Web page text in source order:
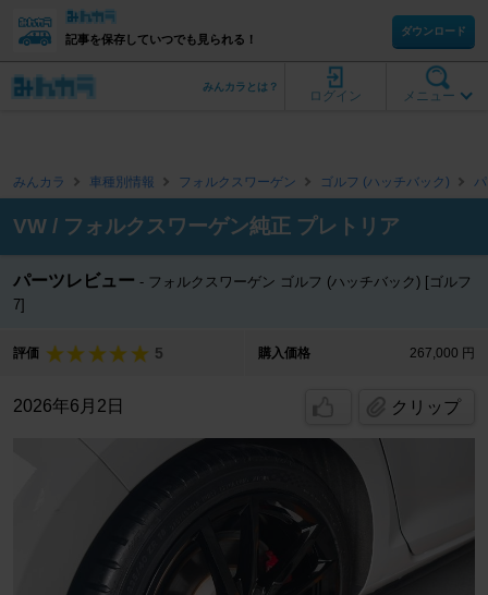
記事を保存していつでも見られる！
ダウンロード
メニュー
ログイン
みんカラとは？
みんカラ 車種別情報 フォルクスワーゲン ゴルフ (ハッチバック)
VW / フォルクスワーゲン純正 プレトリア
パーツレビュー
フォルクスワーゲン ゴルフ (ハッチバック) [ゴルフ
7]
評価 5 購入価格 267,000 円
2026年6月2日 クリップ